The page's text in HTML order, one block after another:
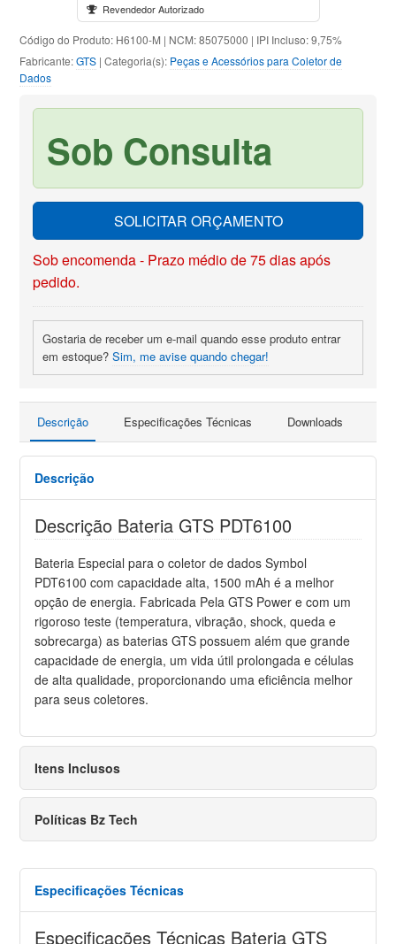
Revendedor Autorizado
Código do Produto: H6100-M | NCM: 85075000 | IPI Incluso: 9,75%
Fabricante:GTS | Categoria(s): Peças e Acessórios para Coletor de
Dados
Sob Consulta
SOLICITAR ORÇAMENTO
Sob encomenda - Prazo médio de 75 dias após
pedido.
Gostaria de receber um e-mail quando esse produto entrar
em estoque?Sim, me avise quando chegar!
Descrição Especificações Técnicas Downloads
Descrição
Descrição Bateria GTS PDT6100
Bateria Especial para o coletor de dados Symbol
PDT6100 com capacidade alta, 1500 mAh é a melhor
opção de energia. Fabricada Pela GTS Power e com um
rigoroso teste (temperatura, vibração, shock, queda e
sobrecarga) as baterias GTS possuem além que grande
capacidade de energia, um vida útil prolongada e células
de alta qualidade, proporcionando uma eficiência melhor
para seus coletores.
Itens Inclusos
Políticas Bz Tech
Especificações Técnicas
Especificações Técnicas Bateria GTS